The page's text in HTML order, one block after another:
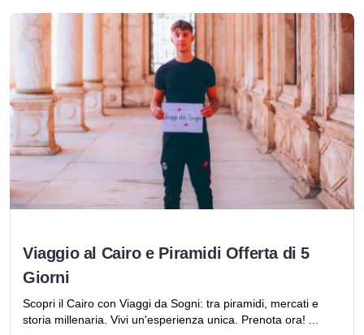
Viaggio al Cairo e Piramidi Offerta di 5
Giorni
Scopri il Cairo con Viaggi da Sogni: tra piramidi, mercati e
storia millenaria. Vivi un'esperienza unica. Prenota ora! ...